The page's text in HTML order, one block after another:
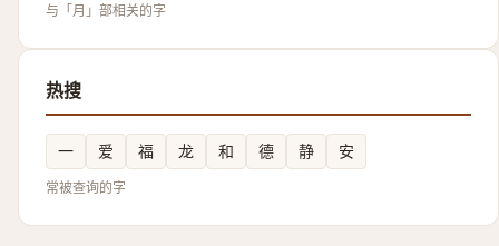
与「月」部相关的字
热搜
一 爱 福 龙 和 德 静 安
常被查询的字